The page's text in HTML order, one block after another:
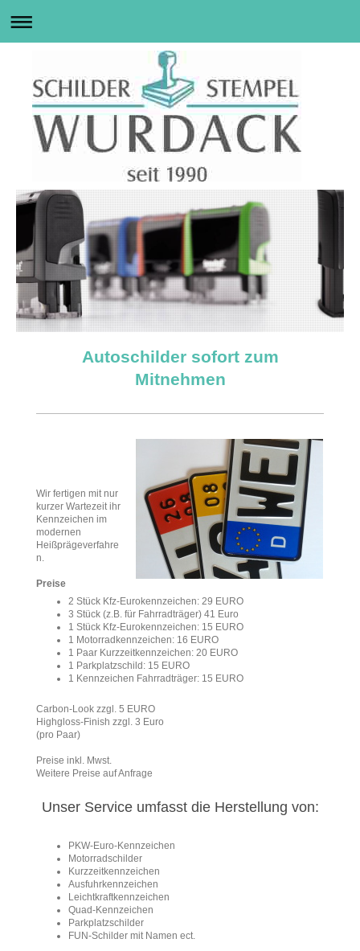
Autoschilder sofort zum
Mitnehmen
Wir fertigen mit nur
kurzer Wartezeit ihr
Kennzeichen im
modernen
Heißprägeverfahre
n.
Preise
2 Stück Kfz-Eurokennzeichen: 29 EURO
3 Stück (z.B. für Fahrradträger) 41 Euro
1 Stück Kfz-Eurokennzeichen: 15 EURO
1 Motorradkennzeichen: 16 EURO
1 Paar Kurzzeitkennzeichen: 20 EURO
1 Parkplatzschild: 15 EURO
1 Kennzeichen Fahrradträger: 15 EURO
Carbon-Look zzgl. 5 EURO
Highgloss-Finish zzgl. 3 Euro
(pro Paar)
Preise inkl. Mwst.
Weitere Preise auf Anfrage
Unser Service umfasst die Herstellung von:
PKW-Euro-Kennzeichen
Motorradschilder
Kurzzeitkennzeichen
Ausfuhrkennzeichen
Leichtkraftkennzeichen
Quad-Kennzeichen
Parkplatzschilder
FUN-Schilder mit Namen ect.